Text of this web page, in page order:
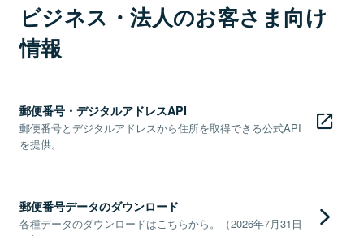
ビジネス・法人のお客さま向け
情報
郵便番号・デジタルアドレスAPI
郵便番号とデジタルアドレスから住所を取得できる公式API
を提供。
郵便番号データのダウンロード
各種データのダウンロードはこちらから。（2026年7月31日